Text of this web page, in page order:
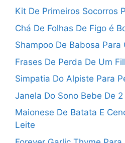
Kit De Primeiros Socorros
Chá De Folhas De Figo é
Shampoo De Babosa Para
Frases De Perda De Um
Simpatia Do Alpiste Para
Janela Do Sono Bebe De
Maionese De Batata E
Leite